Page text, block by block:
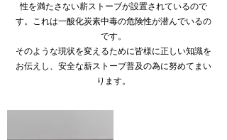
性を満たさない薪ストーブが設置されているので
す。これは一酸化炭素中毒の危険性が潜んでいるの
です。
​そのような現状を変えるために皆様に正しい知識を
お伝えし、安全な薪ストーブ普及の為に努めてまい
ります。